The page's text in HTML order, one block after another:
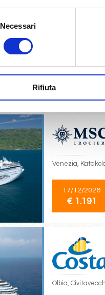
Necessari
Rifiuta
Split croatia,
16/12/2026
Venezia,
17/12/2026
€ 1.191
Olbia,